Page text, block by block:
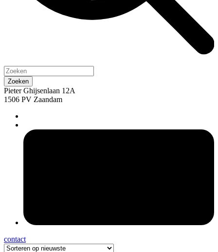
Pieter Ghijsenlaan 12A
1506 PV Zaandam
contact